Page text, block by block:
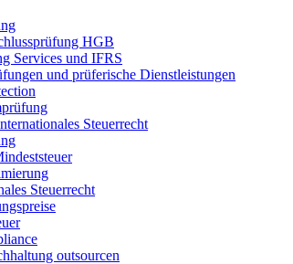
HGB
Services und IFRS
und prüferische Dienstleistungen
Steuerrecht
Steuerrecht
outsourcen